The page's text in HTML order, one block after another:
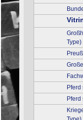
Type)
Pferd
Pferd